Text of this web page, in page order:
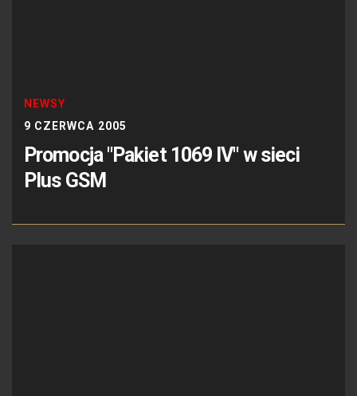
NEWSY
9 CZERWCA 2005
Promocja "Pakiet 1069 IV" w sieci
Plus GSM